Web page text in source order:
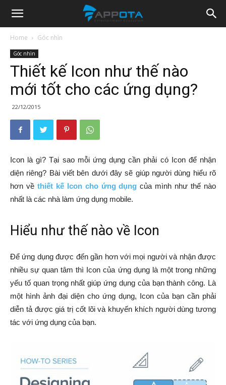
Appota
News
Home Góc nhìn
Góc nhìn
Thiết kế Icon như thế nào
mới tốt cho các ứng dụng?
22/12/2015
Icon là gì? Tại sao mỗi ứng dụng cần phải có Icon để nhận
diện riêng? Bài viết bên dưới đây sẽ giúp người dùng hiểu rõ
hơn về thiết kế Icon cho ứng dụng của mình như thế nào
nhất là các nhà làm ứng dụng mobile.
Hiểu như thế nào về Icon
Để ứng dụng được đến gần hơn với mọi người và nhận được
nhiều sự quan tâm thì Icon của ứng dụng là một trong những
yếu tố quan trọng nhất giúp ứng dụng của bạn thành công. Là
một hình ảnh đại diện cho ứng dụng, Icon của bạn cần phải
diễn tả được giá trị cốt lõi và khuyến khích người dùng tương
tác với ứng dụng của bạn.